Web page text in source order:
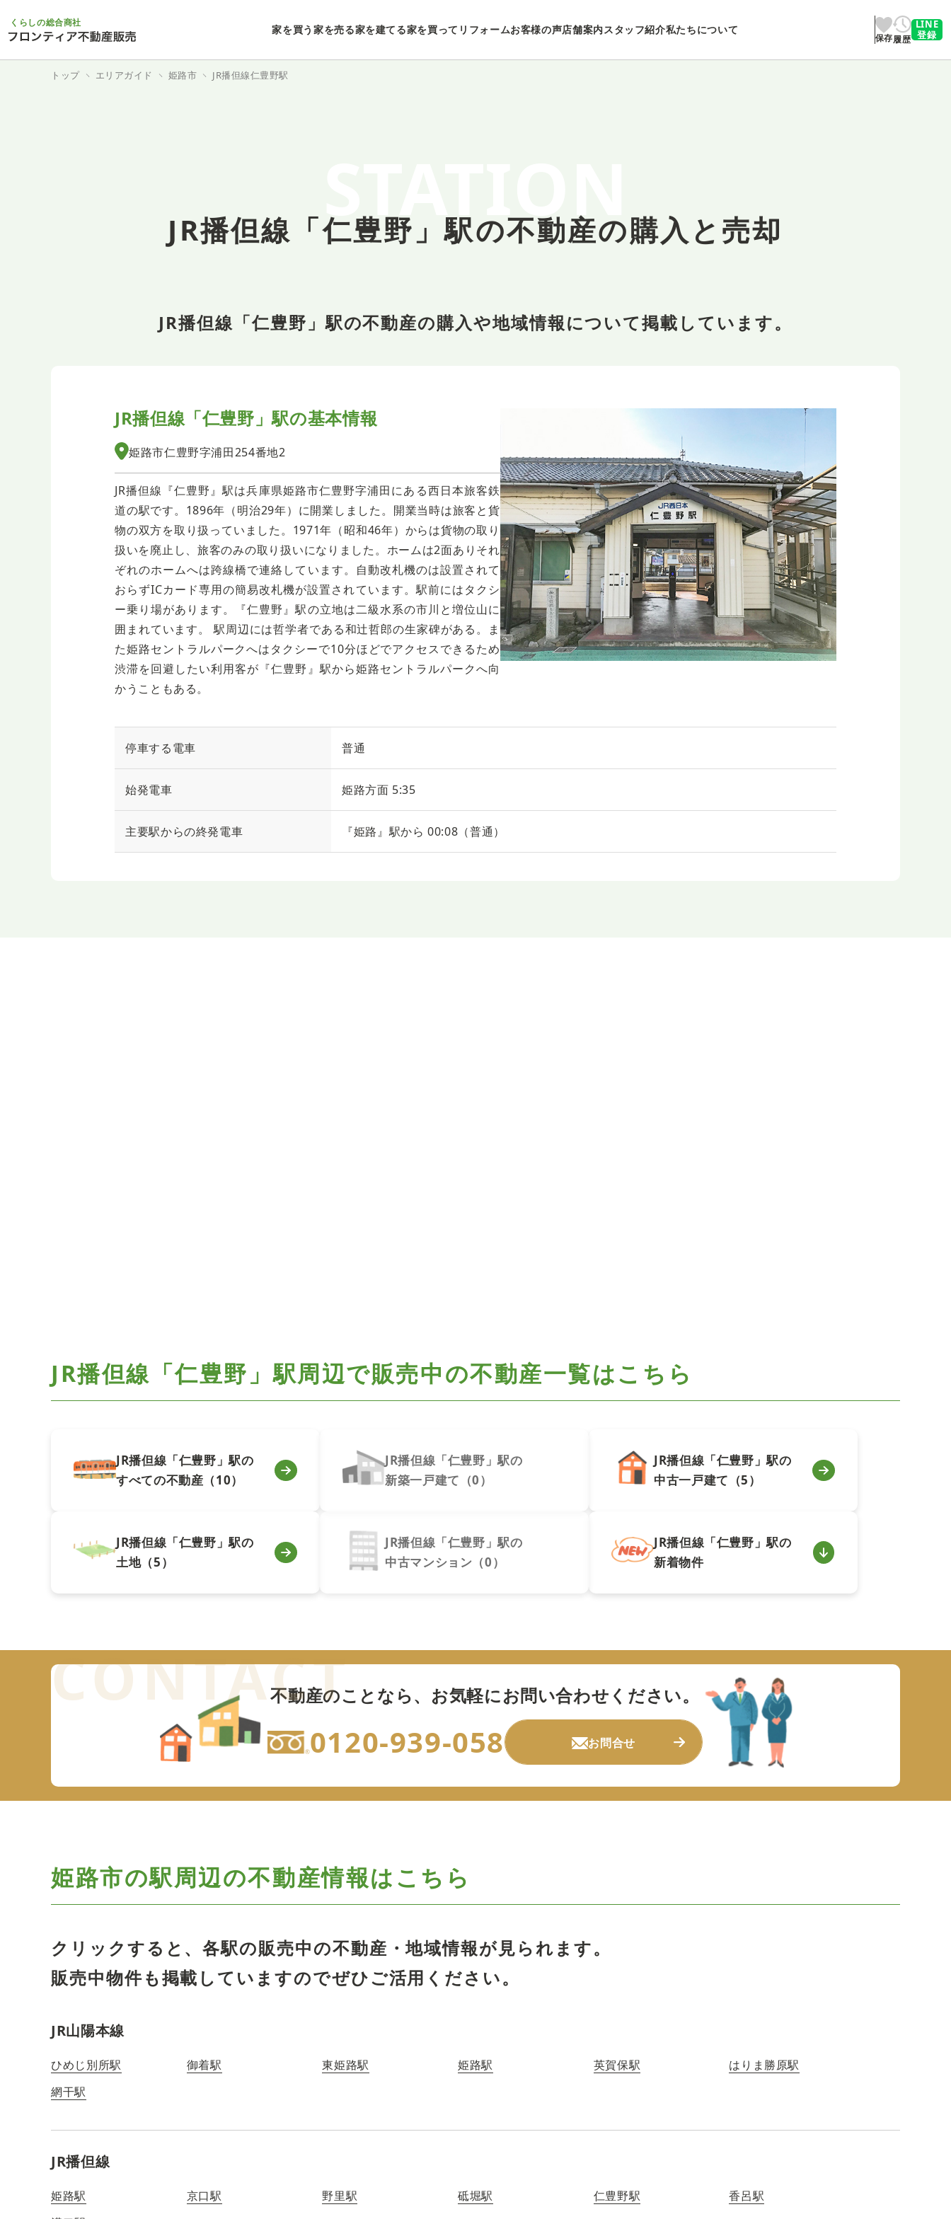
くらしの総合商社
家を買う 家を売る家を建てる家を買ってリフォームお客様の声店舗案内スタッフ紹介私たちについて
保存履歴
LINE
登録
トップ エリアガイド 姫路市 JR播但線仁豊野駅
STATION
JR播但線「仁豊野」駅の不動産の購入と売却
JR播但線「仁豊野」駅の不動産の購入や地域情報について掲載しています。
JR播但線「仁豊野」駅の基本情報
姫路市仁豊野字浦田254番地2
JR播但線『仁豊野』駅は兵庫県姫路市仁豊野字浦田にある西日本旅客鉄
道の駅です。1896年（明治29年）に開業しました。開業当時は旅客と貨
物の双方を取り扱っていました。1971年（昭和46年）からは貨物の取り
扱いを廃止し、旅客のみの取り扱いになりました。ホームは2面ありそれ
ぞれのホームへは跨線橋で連絡しています。自動改札機のは設置されて
おらずICカード専用の簡易改札機が設置されています。駅前にはタクシ
ー乗り場があります。『仁豊野』駅の立地は二級水系の市川と増位山に
囲まれています。 駅周辺には哲学者である和辻哲郎の生家碑がある。ま
た姫路セントラルパークへはタクシーで10分ほどでアクセスできるため
渋滞を回避したい利用客が『仁豊野』駅から姫路セントラルパークへ向
かうこともある。
停車する電車 普通
始発電車 姫路方面 5:35
主要駅からの終発電車 『姫路』駅から 00:08（普通）
JR播但線「仁豊野」駅周辺で販売中の不動産一覧はこちら
JR播但線「仁豊野」駅の
すべての不動産（10）
JR播但線「仁豊野」駅の
新築一戸建て（0）
JR播但線「仁豊野」駅の
中古一戸建て（5）
JR播但線「仁豊野」駅の
土地（5）
JR播但線「仁豊野」駅の
中古マンション（0）
JR播但線「仁豊野」駅の
新着物件
不動産のことなら、 お気軽にお問い合わせください。
0120-939-058 お問合せ
姫路市の駅周辺の不動産情報はこちら
クリックすると、各駅の販売中の不動産・地域情報が見られます。
販売中物件も掲載していますのでぜひご活用ください。
JR山陽本線
ひめじ別所駅 御着駅 東姫路駅 姫路駅 英賀保駅
はりま勝原駅
網干駅
JR播但線
姫路駅 京口駅 野里駅 砥堀駅 仁豊野駅
香呂駅